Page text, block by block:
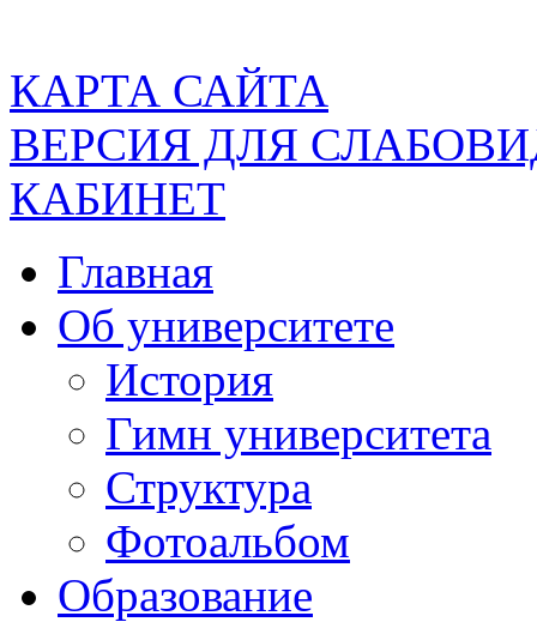
КАРТА САЙТА
ВЕРСИЯ ДЛЯ
КАБИНЕТ
Главная
Об университете
История
Гимн университета
Структура
Фотоальбом
Образование